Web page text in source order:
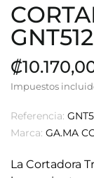
Impuestos
Referencia:
Marca: GA.MA
La Cortadora